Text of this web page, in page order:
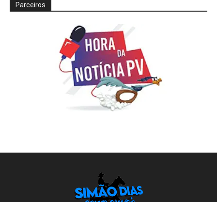
Parceiros